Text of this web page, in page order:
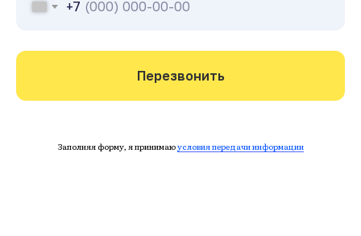
+7
Перезвонить
Заполняя форму, я принимаюусловия передачи информации